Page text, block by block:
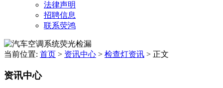
法律声明
招聘信息
联系荧鸿
当前位置: 首页 > 资讯中心 > 检查灯资讯 > 正文
资讯中心